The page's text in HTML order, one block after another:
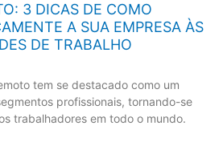
3 DICAS DE COMO
A SUA EMPRESA ÀS
DE TRABALHO
tem se destacado como um
profissionais, tornando-se
trabalhadores em todo o mundo.